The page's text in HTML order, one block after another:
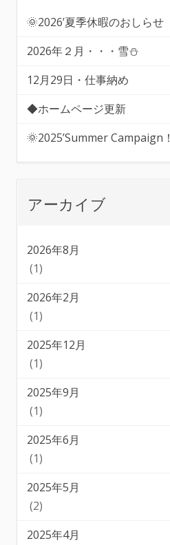
🌞2026’夏季休暇のおしらせ
2026年２月・・・雪⛄
12月29日・仕事納め
◆ホームページ更新
🌞2025’Summer Campaign！
アーカイブ
2026年8月
(1)
2026年2月
(1)
2025年12月
(1)
2025年9月
(1)
2025年6月
(1)
2025年5月
(2)
2025年4月